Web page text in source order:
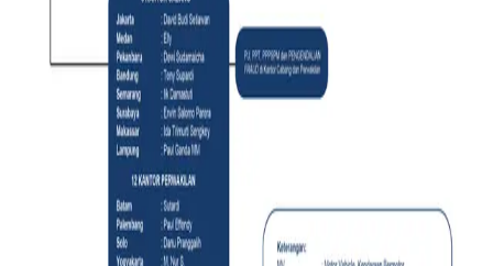
Tips & Trik
HUBUNGI KAMI
Lokasi Kantor
Daftar Agen